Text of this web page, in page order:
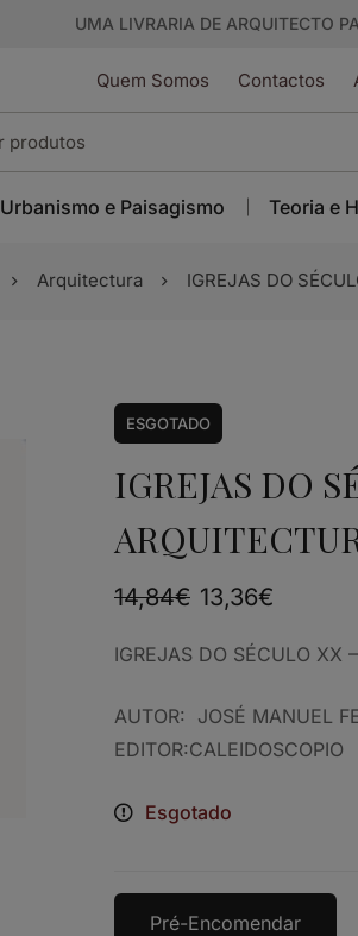
UMA LIVRARIA DE ARQUITECTO
Quem Somos Contactos
Urbanismo e Paisagismo Teoria e
Arquitectura IGREJAS DO
ESGOTADO
IGREJAS DO
14,84€ 13,36€
IGREJAS DO SÉCULO
AUTOR: JOSÉ MANUEL
Esgotado
Pré-Encomendar